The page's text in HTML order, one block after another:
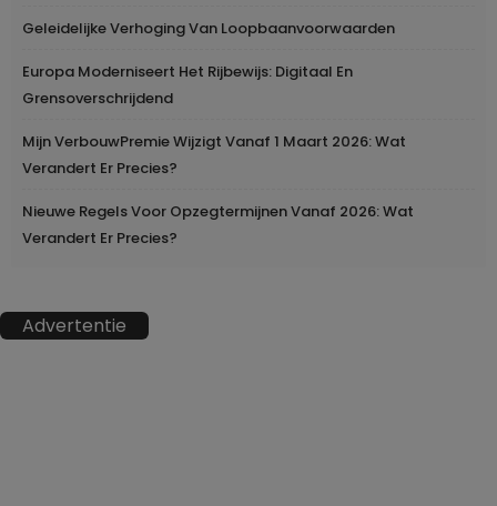
Geleidelijke Verhoging Van Loopbaanvoorwaarden
Europa Moderniseert Het Rijbewijs: Digitaal En
Grensoverschrijdend
Mijn VerbouwPremie Wijzigt Vanaf 1 Maart 2026: Wat
Verandert Er Precies?
Nieuwe Regels Voor Opzegtermijnen Vanaf 2026: Wat
Verandert Er Precies?
Advertentie